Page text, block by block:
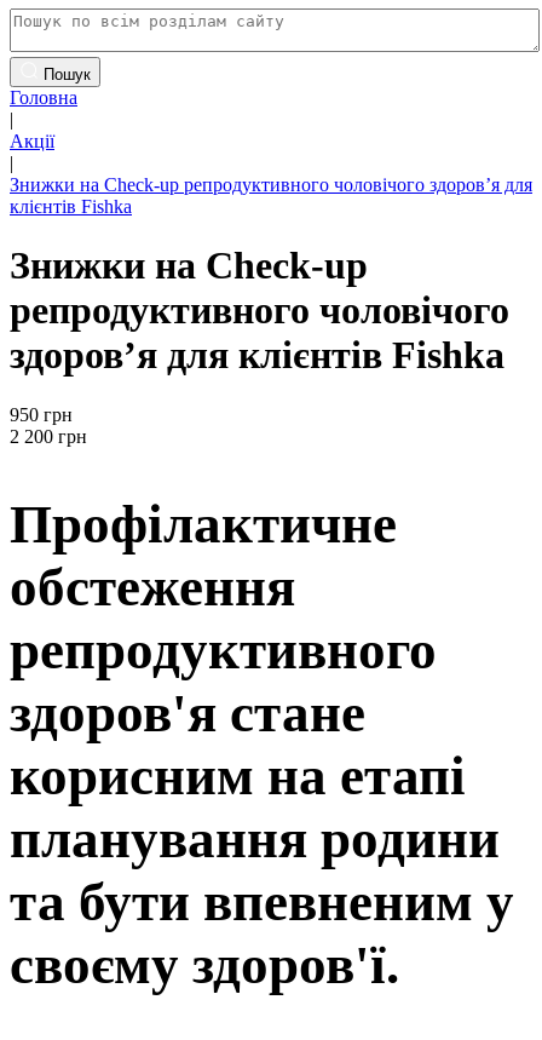
Пошук
Головна
|
Акції
|
Знижки на Check-up репродуктивного чоловічого здоров’я для
клієнтів Fishka​
Знижки на Check-up
репродуктивного чоловічого
здоров’я для клієнтів Fishka​
950 грн
2 200 грн
Профілактичне
обстеження
репродуктивного
здоров'я стане
корисним на етапі
планування родини
та бути впевненим у
своєму здоров'ї.